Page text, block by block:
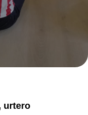
urtero